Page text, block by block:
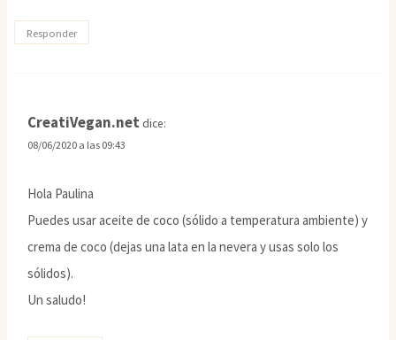
Responder
CreatiVegan.net dice:
08/06/2020 a las 09:43
Hola Paulina
Puedes usar aceite de coco (sólido a temperatura ambiente) y
crema de coco (dejas una lata en la nevera y usas solo los
sólidos).
Un saludo!